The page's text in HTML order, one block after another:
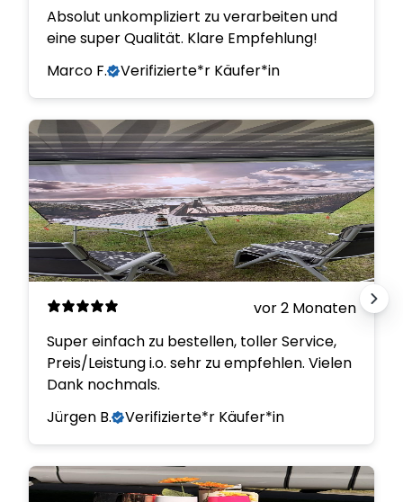
Absolut unkompliziert zu verarbeiten und
eine super Qualität. Klare Empfehlung!
Marco F.
Verifizierte*r Käufer*in
vor 2 Monaten
Super einfach zu bestellen, toller Service,
Preis/Leistung i.o. sehr zu empfehlen. Vielen
Dank nochmals.
Jürgen B.
Verifizierte*r Käufer*in